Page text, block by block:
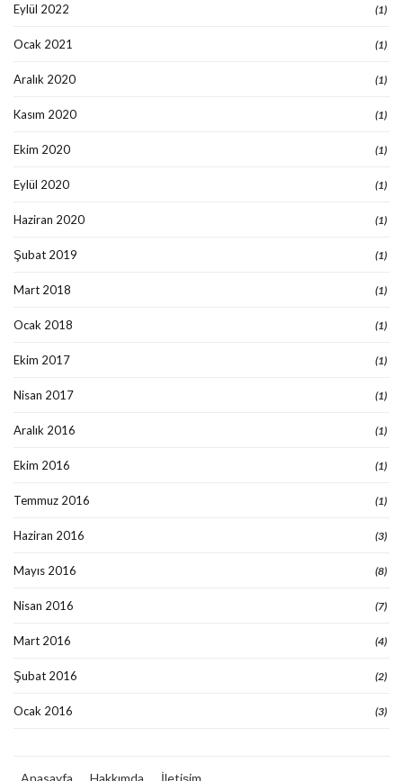
Eylül 2022 (1)
Ocak 2021 (1)
Aralık 2020 (1)
Kasım 2020 (1)
Ekim 2020 (1)
Eylül 2020 (1)
Haziran 2020 (1)
Şubat 2019 (1)
Mart 2018 (1)
Ocak 2018 (1)
Ekim 2017 (1)
Nisan 2017 (1)
Aralık 2016 (1)
Ekim 2016 (1)
Temmuz 2016 (1)
Haziran 2016 (3)
Mayıs 2016 (8)
Nisan 2016 (7)
Mart 2016 (4)
Şubat 2016 (2)
Ocak 2016 (3)
Anasayfa Hakkımda İletişim